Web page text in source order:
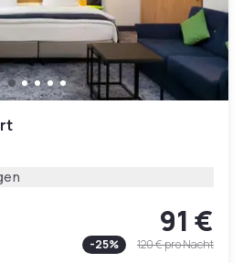
91 €
-25% 120 €pro Nacht